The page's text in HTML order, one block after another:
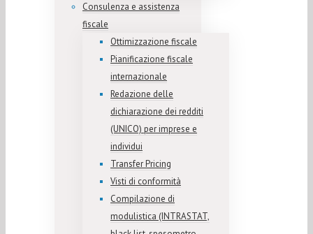
Consulenza e assistenza
fiscale
Ottimizzazione fiscale
Pianificazione fiscale
internazionale
Redazione delle
dichiarazione dei redditi
(UNICO) per imprese e
individui
Transfer Pricing
Visti di conformità
Compilazione di
modulistica (INTRASTAT,